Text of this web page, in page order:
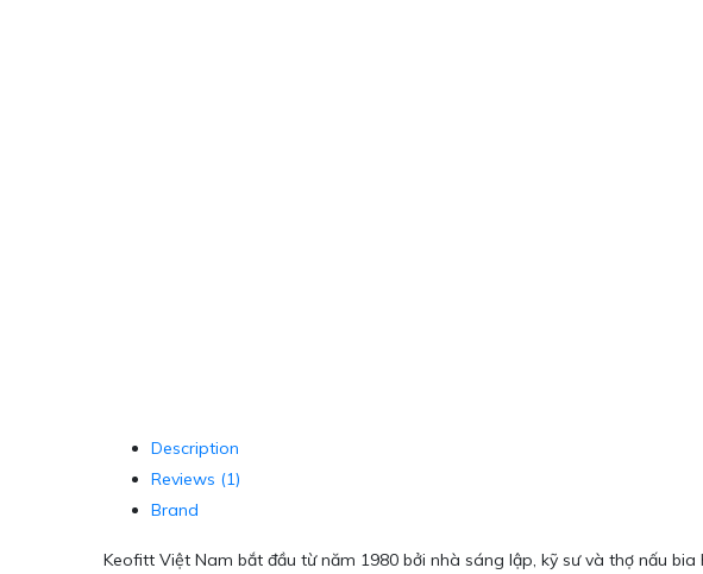
Description
Reviews (1)
Brand
Keofitt Việt Nam bắt đầu từ năm 1980 bởi nhà sáng lập, kỹ sư và thợ nấu bia